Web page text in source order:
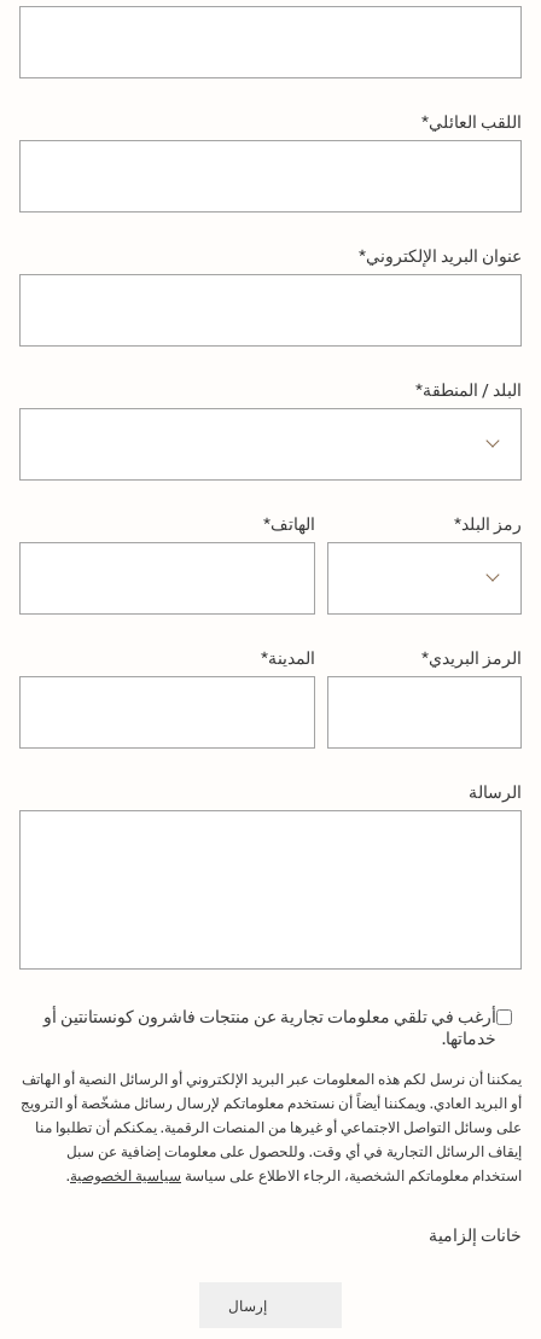
اللقب العائلي*
عنوان البريد الإلكتروني*
البلد / المنطقة*
رمز البلد* الهاتف*
الرمز البريدي* المدينة*
الرسالة
أرغب في تلقي معلومات تجارية عن منتجات فاشرون كونستانتين أو
خدماتها.
يمكننا أن نرسل لكم هذه المعلومات عبر البريد الإلكتروني أو الرسائل النصية أو الهاتف
أو البريد العادي. ويمكننا أيضاً أن نستخدم معلوماتكم لإرسال رسائل مشخّصة أو الترويج
على وسائل التواصل الاجتماعي أو غيرها من المنصات الرقمية. يمكنكم أن تطلبوا منا
إيقاف الرسائل التجارية في أي وقت. وللحصول على معلومات إضافية عن سبل
استخدام معلوماتكم الشخصية، الرجاء الاطلاع على سياسة سياسية الخصوصيةNew Tab.
خانات إلزامية